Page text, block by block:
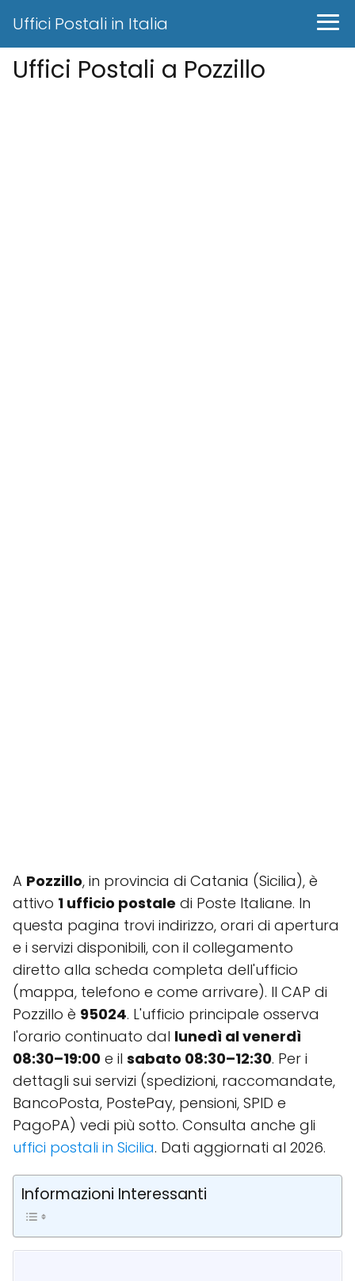
Uffici Postali in Italia
Uffici Postali a Pozzillo
A Pozzillo, in provincia di Catania (Sicilia), è
attivo 1 ufficio postale di Poste Italiane. In
questa pagina trovi indirizzo, orari di apertura
e i servizi disponibili, con il collegamento
diretto alla scheda completa dell'ufficio
(mappa, telefono e come arrivare). Il CAP di
Pozzillo è 95024. L'ufficio principale osserva
l'orario continuato dal lunedì al venerdì
08:30–19:00 e il sabato 08:30–12:30. Per i
dettagli sui servizi (spedizioni, raccomandate,
BancoPosta, PostePay, pensioni, SPID e
PagoPA) vedi più sotto. Consulta anche gli
uffici postali in Sicilia. Dati aggiornati al 2026.
Informazioni Interessanti